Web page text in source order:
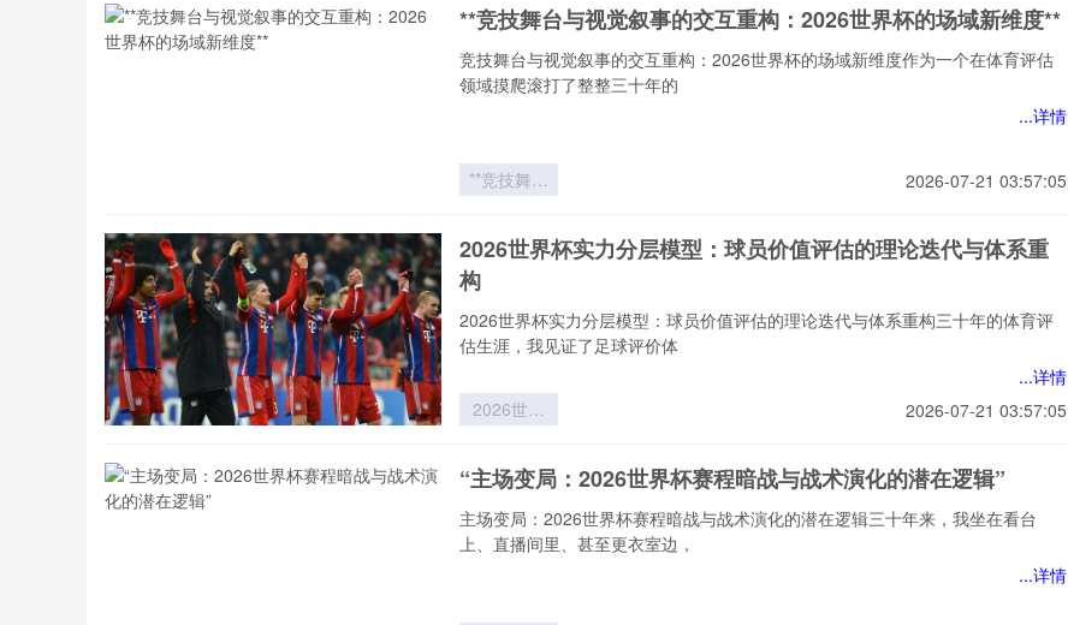
**竞技舞台与视觉叙事的交互重构：2026世界杯的场域新维度**
竞技舞台与视觉叙事的交互重构：2026世界杯的场域新维度作为一个在体育评估
领域摸爬滚打了整整三十年的
...详情
**竞技舞台
构：2026
世界杯的场
2026-07-21 03:57:05
2026世界杯实力分层模型：球员价值评估的理论迭代与体系重
构
2026世界杯实力分层模型：球员价值评估的理论迭代与体系重构三十年的体育评
估生涯，我见证了足球评价体
...详情
2026世界
价值评估的
理论迭代与
体系重构
2026-07-21 03:57:05
“主场变局：2026世界杯赛程暗战与战术演化的潜在逻辑”
主场变局：2026世界杯赛程暗战与战术演化的潜在逻辑三十年来，我坐在看台
上、直播间里、甚至更衣室边，
...详情